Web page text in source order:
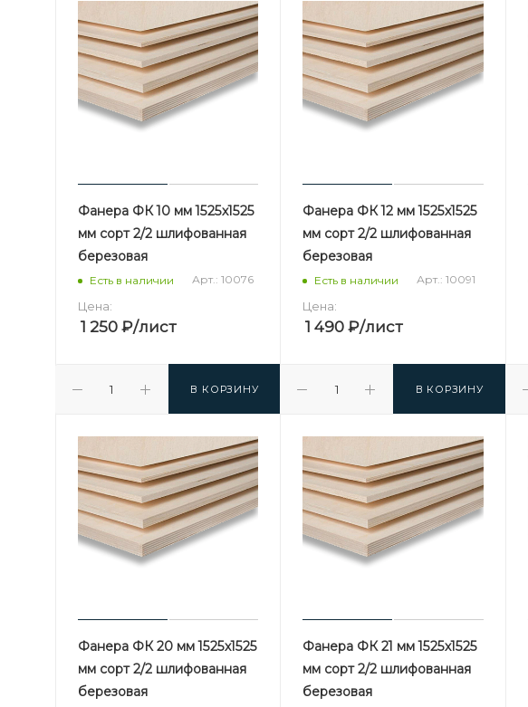
Фанера ФК 10 мм 1525х1525
мм сорт 2/2 шлифованная
березовая
Есть в наличии Арт.: 10076
Цена:
1 250 ₽/лист
В КОРЗИНУ
Фанера ФК 12 мм 1525х1525
мм сорт 2/2 шлифованная
березовая
Есть в наличии Арт.: 10091
Цена:
1 490 ₽/лист
В КОРЗИНУ
Фанера ФК 20 мм 1525х1525
мм сорт 2/2 шлифованная
березовая
Фанера ФК 21 мм 1525х1525
мм сорт 2/2 шлифованная
березовая